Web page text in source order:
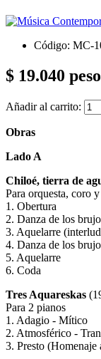
Código: MC-
$ 19.040
Añadir al carrito:
Obras
Lado A
Chiloé, tierra de
Para orquesta, coro
1. Obertura
2. Danza de los
3. Aquelarre
4. Danza de los
5. Aquelarre
6. Coda
Tres Aquareskas
Para 2 pianos
1. Adagio - Mítico
2. Atmosférico -
3. Presto (Homenaje